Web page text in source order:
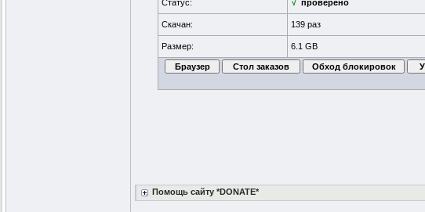
Статус: √ проверено
Скачан: 139 раз
Размер: 6.1 GB
Помощь сайту *DONATE*